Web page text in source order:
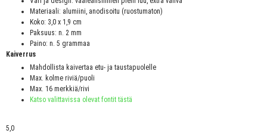
Materiaali: alumiini, anodisoitu (ruostumaton)
Koko: 3,0 x 1,9 cm
Paksuus: n. 2 mm
Paino: n. 5 grammaa
Kaiverrus
Mahdollista kaivertaa etu- ja taustapuolelle
Max. kolme riviä/puoli
Max. 16 merkkiä/rivi
Katso valittavissa olevat fontit tästä
5,0